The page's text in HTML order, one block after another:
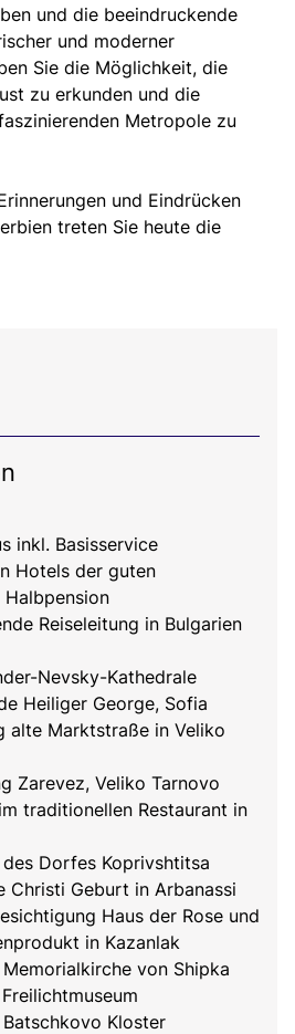
und die beeindruckende
und moderner
Sie die Möglichkeit, die
zu erkunden und die
Metropole zu
und Eindrücken
treten Sie heute die
inkl. Basisservice
Hotels der guten
Reiseleitung in Bulgarien
Nevsky-Kathedrale
Heiliger George, Sofia
alte Marktstraße in Veliko
Zarevez, Veliko Tarnovo
traditionellen Restaurant in
Dorfes Koprivshtitsa
Christi Geburt in Arbanassi
Haus der Rose und
in Kazanlak
von Shipka
Kloster